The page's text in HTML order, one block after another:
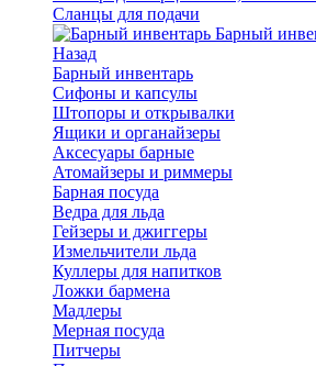
Сланцы для подачи
Барный
Назад
Барный инвентарь
Сифоны и капсулы
Штопоры и открывалки
Ящики и органайзеры
Аксесуары барные
Атомайзеры и риммеры
Барная посуда
Ведра для льда
Гейзеры и джиггеры
Измельчители льда
Куллеры для напитков
Ложки бармена
Мадлеры
Мерная посуда
Питчеры